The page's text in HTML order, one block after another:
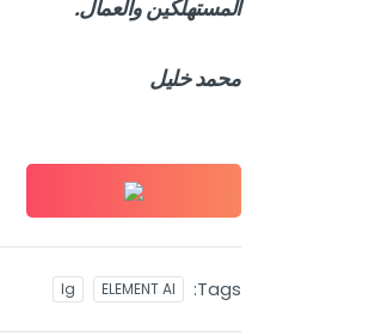
المستهلكين والعمال.
محمد خليل
Tags:
ELEMENT AI
lg